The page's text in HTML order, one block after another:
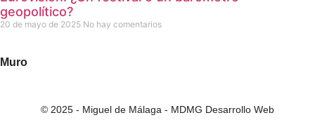
geopolítico?
20 de mayo de 2025 No hay comentarios
Muro
© 2025 - Miguel de Málaga - MDMG Desarrollo Web